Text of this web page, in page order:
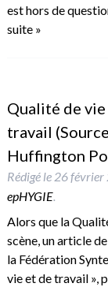
est hors de
suite »
Qualité de
travail
Huffington
Rédigé le 26 février
epHYGIE.
Alors que la
scène, un article
la Fédération
vie et de travail »,